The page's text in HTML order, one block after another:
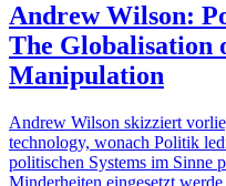
Andrew Wilson:
The Globalisation
Manipulation
Andrew Wilson skizziert
technology, wonach Politik
politischen Systems im Sinne
Minderheiten eingesetzt